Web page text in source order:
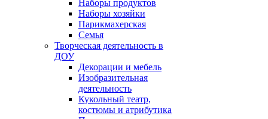
Наборы продуктов
Наборы хозяйки
Парикмахерская
Семья
Творческая деятельность в
ДОУ
Декорации и мебель
Изобразительная
деятельность
Кукольный театр,
костюмы и атрибутика